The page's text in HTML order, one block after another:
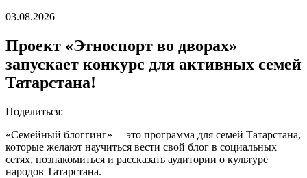
03.08.2026
Проект «Этноспорт во дворах»
запускает конкурс для активных семей
Татарстана!
Поделиться:
«Семейный блоггинг» – это программа для семей Татарстана,
которые желают научиться вести свой блог в социальных
сетях, познакомиться и рассказать аудитории о культуре
народов Татарстана.